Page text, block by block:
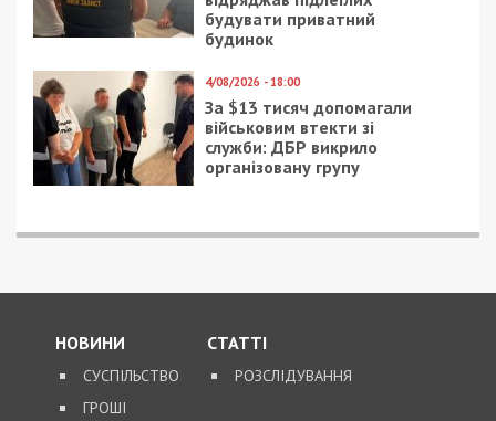
9/08/2026 - 11:57
спільників судитимуть за заволодіння 9,2 млрд грн